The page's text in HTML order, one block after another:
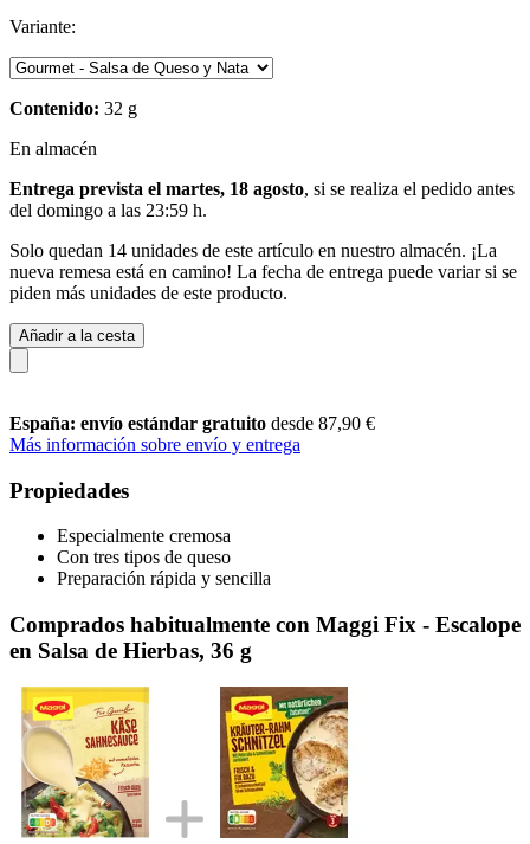
Variante:
Contenido: 32 g
En almacén
Entrega prevista el martes, 18 agosto, si se realiza el pedido antes
del domingo a las 23:59 h.
Solo quedan 14 unidades de este artículo en nuestro almacén. ¡La
nueva remesa está en camino! La fecha de entrega puede variar si se
piden más unidades de este producto.
Añadir a la cesta
España: envío estándar gratuito desde 87,90 €
Más información sobre envío y entrega
Propiedades
Especialmente cremosa
Con tres tipos de queso
Preparación rápida y sencilla
Comprados habitualmente con Maggi Fix - Escalope
en Salsa de Hierbas, 36 g